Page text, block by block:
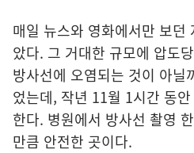
매일 뉴스와 영화에서만 보던
았다. 그 거대한 규모에 압도
방사선에 오염되는 것이 아닐
었는데, 작년 11월 1시간 동
한다. 병원에서 방사선 촬영
만큼 안전한 곳이다.